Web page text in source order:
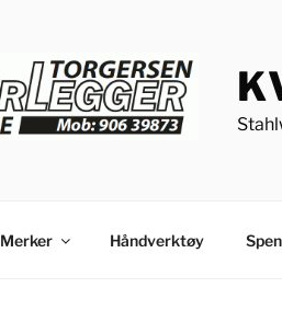
Merker Håndverktøy